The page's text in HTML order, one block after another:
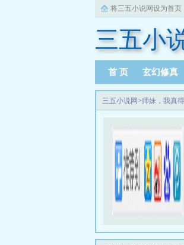
将三五小说网设为首页
三五小
首 页 玄幻修真
三五小说网>师妹，我真